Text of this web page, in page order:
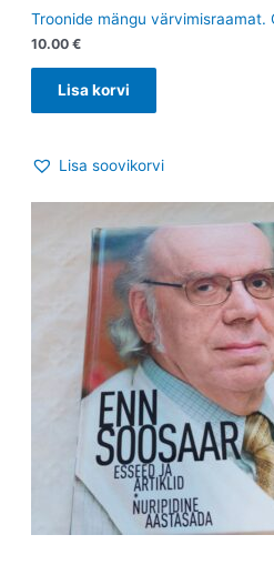
Troonide mängu värvimisraamat.
10.00 €
Lisa korvi
Lisa soovikorvi